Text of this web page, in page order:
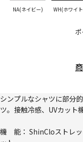
NA(ネイビー) WH(ホワイ
シンプルなシャツに部分
ツ。接触冷感、UVカット
機 能： ShinCloストレッ